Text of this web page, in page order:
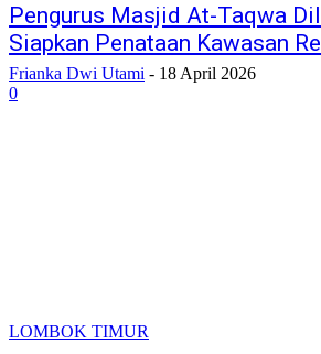
Pengurus Masjid At-Taqwa
Siapkan Penataan Kawasan
Frianka Dwi Utami - 18 April 2026
0
LOMBOK TIMUR